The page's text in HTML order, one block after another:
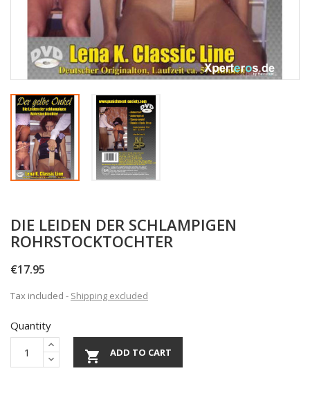
DIE LEIDEN DER SCHLAMPIGEN
ROHRSTOCKTOCHTER
€17.95
Tax included Shipping excluded
Quantity
 ADD TO CART